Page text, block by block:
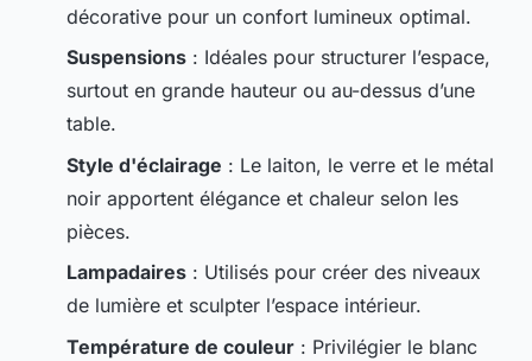
décorative pour un confort lumineux optimal.
Suspensions : Idéales pour structurer l’espace,
surtout en grande hauteur ou au-dessus d’une
table.
Style d'éclairage : Le laiton, le verre et le métal
noir apportent élégance et chaleur selon les
pièces.
Lampadaires : Utilisés pour créer des niveaux
de lumière et sculpter l’espace intérieur.
Température de couleur : Privilégier le blanc